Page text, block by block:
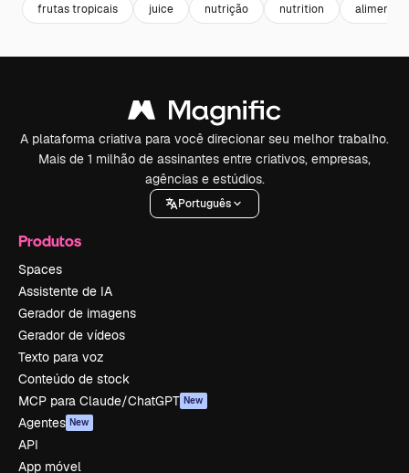
frutas tropicais juice nutrição nutrition
A plataforma criativa para você direcionar seu melhor trabalho.
Mais de 1 milhão de assinantes entre criativos, empresas,
agências e estúdios.
Português
Produtos
Spaces
Assistente de IA
Gerador de imagens
Gerador de vídeos
Texto para voz
Conteúdo de stock
MCP para Claude/ChatGPT New
Agentes New
API
App móvel